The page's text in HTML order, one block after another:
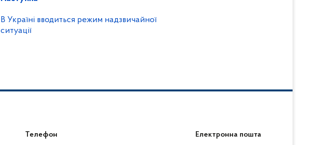
В Україні вводиться режим надзвичайної
ситуації
Телефон
Електронна пошта